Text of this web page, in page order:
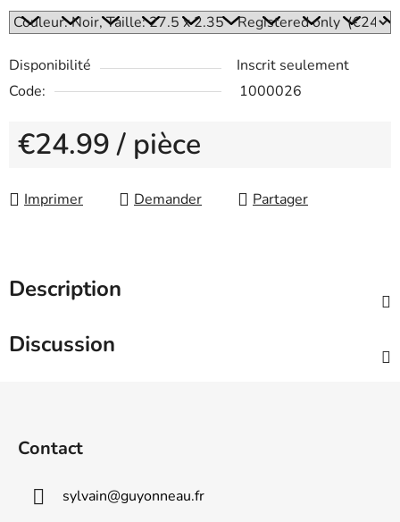
Disponibilité
Inscrit seulement
Code:
1000026
€24.99/ pièce
Imprimer
Demander Partager
Description
Discussion
Contact
sylvain@guyonneau.fr